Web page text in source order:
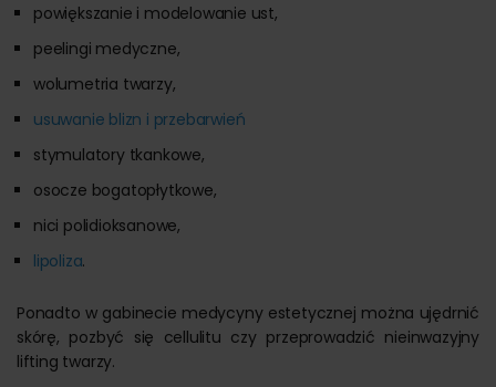
powiększanie i modelowanie ust,
peelingi medyczne,
wolumetria twarzy,
usuwanie blizn i przebarwień
stymulatory tkankowe,
osocze bogatopłytkowe,
nici polidioksanowe,
lipoliza.
Ponadto w gabinecie medycyny estetycznej można ujędrnić
skórę, pozbyć się cellulitu czy przeprowadzić nieinwazyjny
lifting twarzy.